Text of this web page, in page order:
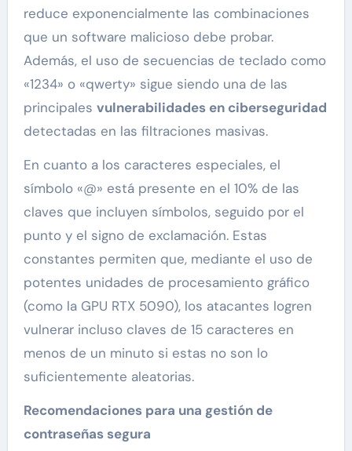
reduce exponencialmente las combinaciones
que un software malicioso debe probar.
Además, el uso de secuencias de teclado como
«1234» o «qwerty» sigue siendo una de las
principales vulnerabilidades en ciberseguridad
detectadas en las filtraciones masivas.
En cuanto a los caracteres especiales, el
símbolo «@» está presente en el 10% de las
claves que incluyen símbolos, seguido por el
punto y el signo de exclamación. Estas
constantes permiten que, mediante el uso de
potentes unidades de procesamiento gráfico
(como la GPU RTX 5090), los atacantes logren
vulnerar incluso claves de 15 caracteres en
menos de un minuto si estas no son lo
suficientemente aleatorias.
Recomendaciones para una gestión de
contraseñas segura